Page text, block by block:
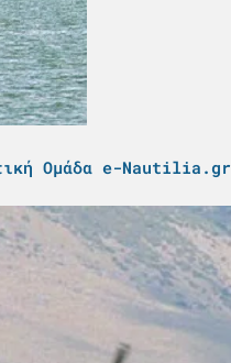
Ομάδα e-Nautilia.gr